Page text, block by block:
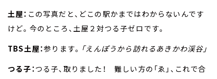
土屋： この写真だと、どこの駅かまではわからないんです
けど。今のところ、土屋２対つる子ゼロです。
TBS土屋：参ります。 「えんぽうから訪れるあきかわ渓谷」
つる子：つる子、取りました！ 難しい方の「ゑ」、これで合